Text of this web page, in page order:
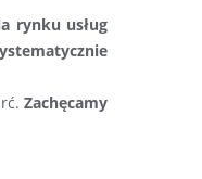
rynku usług
Zachęcamy